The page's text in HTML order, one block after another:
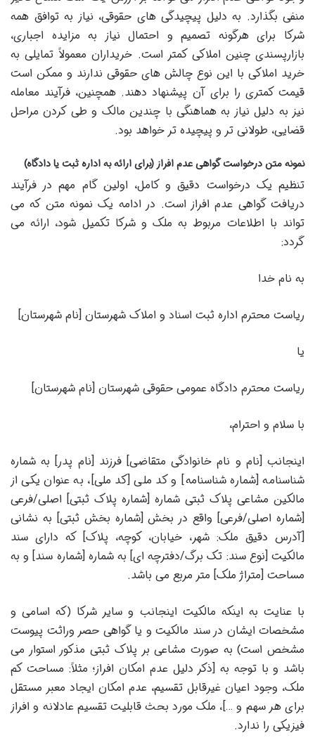
منفی بگذارد. به دلیل پیچیدگی های حقوقی، نیاز به توافق همه
شرکا برای هرگونه تصمیم و احتمال نیاز به مزایده اجباری،
بازارپسندی چنین املاکی کمتر است. خریداران معمولاً تمایلی به
خرید املاکی با این نوع چالش های حقوقی ندارند و ممکن است
قیمت کمتری را برای آن پیشنهاد دهند. همچنین، فرآیند معامله
نیز به دلیل نیاز به هماهنگی با چندین مالک و طی کردن مراحل
قضایی، طولانی تر و پیچیده تر خواهد بود.
نمونه متن درخواست گواهی عدم افراز (برای ارائه به اداره ثبت یا دادگاه)
تنظیم یک درخواست دقیق و کامل، اولین گام مهم در فرآیند
دریافت گواهی عدم افراز است. در ادامه یک نمونه متن که می
تواند با اطلاعات مربوط به ملک و شرکا تکمیل شود، ارائه می
گردد:
به نام خدا
ریاست محترم اداره ثبت اسناد و املاک شهرستان [نام شهرستان]
یا
ریاست محترم دادگاه عمومی حقوقی شهرستان [نام شهرستان]
با سلام و احترام،
اینجانب [نام و نام خانوادگی متقاضی] فرزند [نام پدر] به شماره
شناسنامه [شماره شناسنامه] و کد ملی [کد ملی]، به عنوان یکی از
مالکین مشاعی پلاک ثبتی شماره [شماره پلاک ثبتی] اصلی/فرعی
[شماره اصلی/فرعی] واقع در بخش [شماره بخش ثبتی] به نشانی
[آدرس دقیق ملک: شهر، خیابان، کوچه، پلاک] که دارای سند
مالکیت [نوع سند: تک برگ/دفترچه ای] به شماره [شماره سند] و به
مساحت [متراژ ملک] متر مربع می باشد.
با عنایت به اینکه مالکیت اینجانب و سایر شرکا (که اسامی و
مشخصات ایشان در سند مالکیت و یا گواهی حصر وراثت پیوست
مشخص است) به صورت مشاعی بر پلاک ثبتی مذکور استوار می
باشد و با توجه به [ذکر دلیل عدم امکان افراز؛ مثلاً: مساحت کم
ملک، وجود اعیان غیرقابل تقسیم، عدم امکان ایجاد معبر مستقل
برای هر سهم و …]، ملک مورد بحث قابلیت تقسیم عادلانه و افراز
فیزیکی را ندارد.